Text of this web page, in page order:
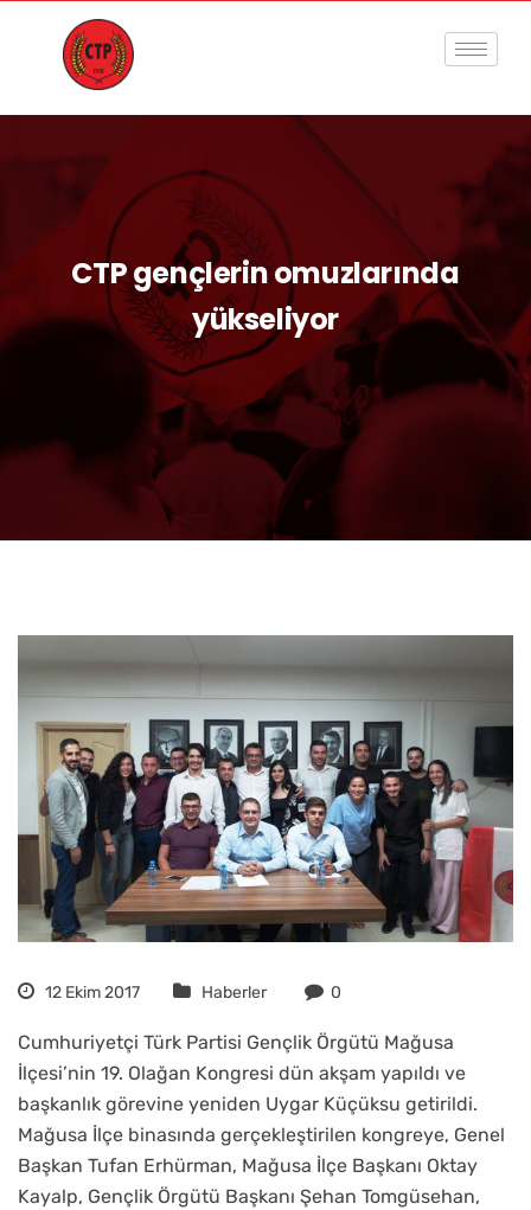
CTP gençlerin omuzlarında
yükseliyor
12 Ekim 2017 Haberler 0
Cumhuriyetçi Türk Partisi Gençlik Örgütü Mağusa
İlçesi’nin 19. Olağan Kongresi dün akşam yapıldı ve
başkanlık görevine yeniden Uygar Küçüksu getirildi.
Mağusa İlçe binasında gerçekleştirilen kongreye, Genel
Başkan Tufan Erhürman, Mağusa İlçe Başkanı Oktay
Kayalp, Gençlik Örgütü Başkanı Şehan Tomgüsehan,